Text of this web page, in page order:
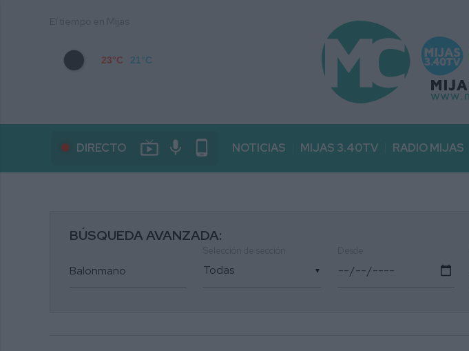
23°C 21°C
DIRECTO live_tv mic phone_android NOTICIAS MIJAS 3.40TV RADIO MIJAS
BÚSQUEDA AVANZADA:
▼